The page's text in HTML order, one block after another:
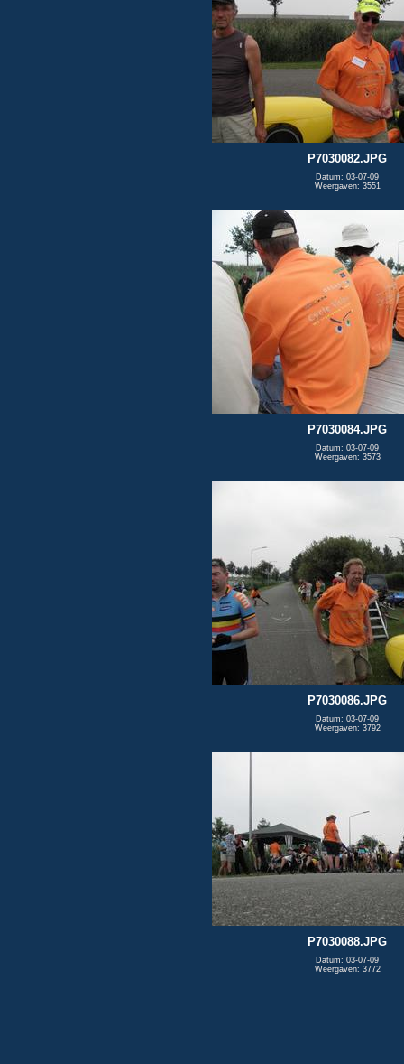
P7030082.JPG
Datum: 03-07-09
Weergaven: 3551
P7030084.JPG
Datum: 03-07-09
Weergaven: 3573
P7030086.JPG
Datum: 03-07-09
Weergaven: 3792
P7030088.JPG
Datum: 03-07-09
Weergaven: 3772